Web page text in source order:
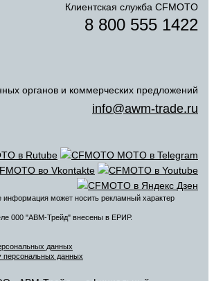
Клиентская служба CFMOTO
8 800 555 1422
органов и коммерческих предложений
info@awm-trade.ru
информация может носить рекламный характер
000 "АВМ-Трейд" внесены в ЕРИР.
данных
персональных данных